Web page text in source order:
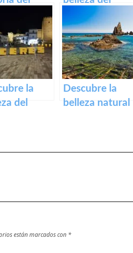
Romano
casco histórico
de Zafra: su
patrimonio en
un paseo por la
historia
la
del
Descubre la
belleza natural
están marcados con *